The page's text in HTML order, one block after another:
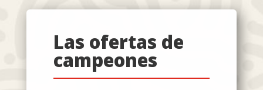
Las ofertas de
campeones